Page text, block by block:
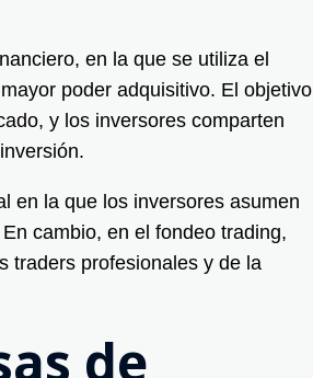
en la que se utiliza el
poder adquisitivo. El objetivo
y los inversores comparten
en la que los inversores asumen
cambio, en el fondeo trading,
traders profesionales y de la
de